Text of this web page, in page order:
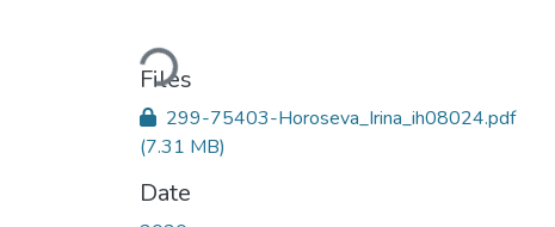
Loading...
Files
299-75403-Horoseva_Irina_ih08024.pdf
(7.31 MB)
Date